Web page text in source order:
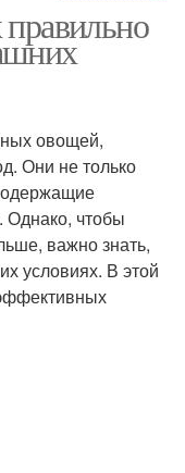
холодильнике
овощей,
Они не только
Однако, чтобы
важно знать,
условиях. В этой